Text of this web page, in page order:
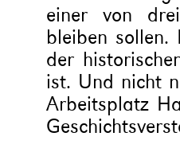
einer von
bleiben
der
ist. Und nicht
Arbeitsplatz